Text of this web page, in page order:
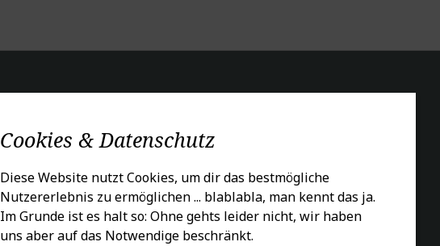
Cookies & Datenschutz
Diese Website nutzt Cookies, um dir das bestmögliche
Nutzererlebnis zu ermöglichen ... blablabla, man kennt das ja.
Im Grunde ist es halt so: Ohne gehts leider nicht, wir haben
uns aber auf das Notwendige beschränkt.